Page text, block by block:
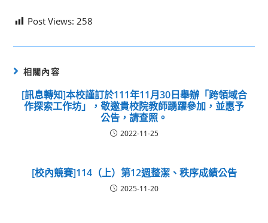
Post Views: 258
相關內容
[訊息轉知]本校謹訂於111年11月30日舉辦「跨領域合
作探索工作坊」，敬邀貴校院教師踴躍參加，並惠予
公告，請查照。
2022-11-25
[校內競賽]114（上）第12週整潔、秩序成績公告
2025-11-20